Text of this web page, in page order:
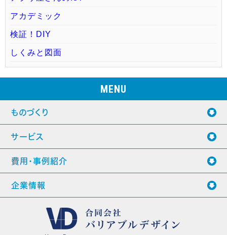
アカデミック
検証！DIY
しくみと図面
MENU
ものづくり
サービス
費用・事例紹介
企業情報